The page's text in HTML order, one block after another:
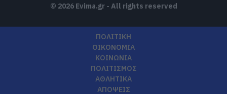
© 2026 Evima.gr - All rights reserved
ΠΟΛΙΤΙΚΗ
ΟΙΚΟΝΟΜΙΑ
ΚΟΙΝΩΝΙΑ
ΠΟΛΙΤΙΣΜΟΣ
ΑΘΛΗΤΙΚΑ
ΑΠΟΨΕΙΣ